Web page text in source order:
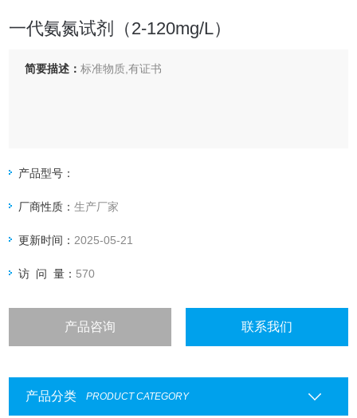
一代氨氮试剂（2-120mg/L）
简要描述：标准物质,有证书
产品型号：
厂商性质：生产厂家
更新时间： 2025-05-21
访 问 量： 570
产品咨询 联系我们
产品分类 PRODUCT CATEGORY